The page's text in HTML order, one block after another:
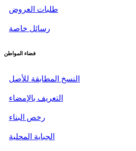
طلبات العروض
رسائل خاصة
فضاء المواطن
النسخ المطابقة للأصل
التعريف بالإمضاء
رخص البناء
الجباية المحلية